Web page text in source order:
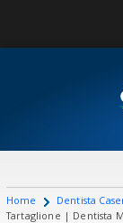
Home Dentista
Tartaglione | Dentista